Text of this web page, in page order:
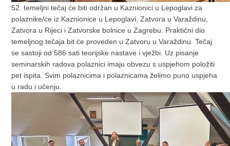
52. temeljni tečaj će biti održan u Kaznionici u Lepoglavi za
polaznike/ce iz Kaznionice u Lepoglavi, Zatvora u Varaždinu,
Zatvora u Rijeci i Zatvorske bolnice u Zagrebu. Praktični dio
temeljnog tečaja bit će proveden u Zatvoru u Varaždinu. Tečaj
se sastoji od 586 sati teorijske nastave i vježbi. Uz pisanje
seminarskih radova polaznici imaju obvezu s uspjehom položiti
pet ispita. Svim polaznicima i polaznicama želimo puno uspjeha
u radu i učenju.